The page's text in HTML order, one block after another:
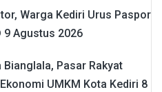
Warga Kediri Urus Paspor
9 Agustus 2026
Pasar Rakyat
UMKM Kota Kediri 8